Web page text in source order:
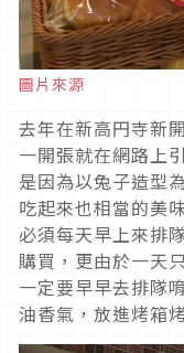
圖片來源
去年在新高円寺新
一開張就在網路上
是因為以兔子造型
吃起來也相當的美
必須每天早上來排
購買，更由於一天
一定要早早去排隊
油香氣，放進烤箱